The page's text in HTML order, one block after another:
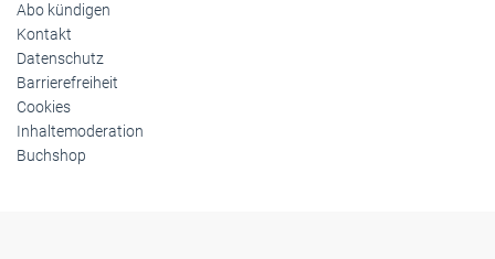
Abo kündigen
Kontakt
Datenschutz
Barrierefreiheit
Cookies
Inhaltemoderation
Buchshop